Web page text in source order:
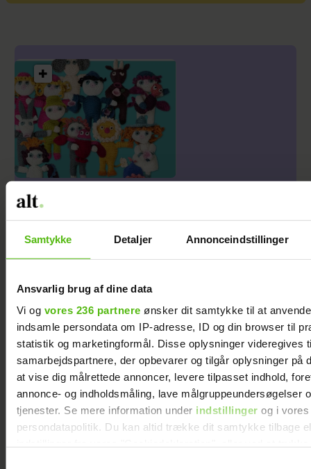
Samtykke Detaljer Annonceindstillinger
Ansvarlig brug af dine data
Vi og vores 236 partnere ønsker dit samtykke til at
indsamle persondata om IP-adresse, ID og din browser til
statistik og marketingformål. Disse oplysninger videregives
samarbejdspartnere, der opbevarer og tilgår oplysninger på
at vise dig målrettede annoncer, levere tilpasset indhold,
annonce- og indholdsmåling, lave målgruppeundersøgelser
tjenester. Se mere information under indstillinger og i vores
persondatapolitik. Du kan altid trække dit samtykke tilbage
Hækl selv de 12 stjernetegn
Forelsket Hjalmer
med kæresten på
Smukfest: Vi er
lykkelige
Peter Qvortrup
Geisling røber
fremtidsplaner:
Håber at få det